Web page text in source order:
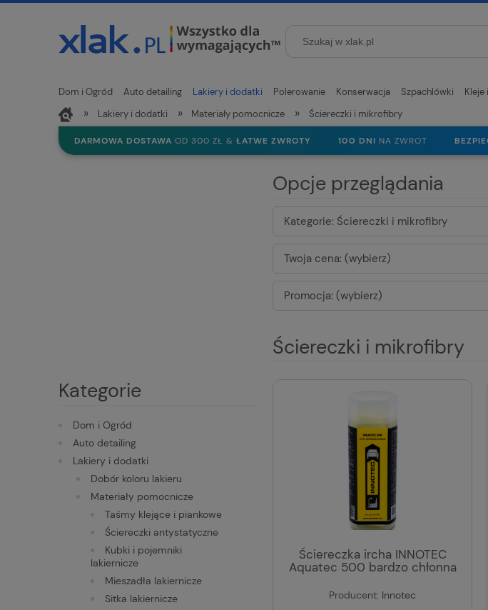
Dom i Ogród Auto detailing Lakiery i dodatki Polerowanie Konserwacja Szpachlówki Kleje
Nowości
» Lakiery i dodatki » Materiały pomocnicze » Ściereczki i mikrofibry
DARMOWA DOSTAWA OD 300 ZŁ & ŁATWE ZWROTY 100 DNI NA ZWROT
Kategorie
Dom i Ogród
Auto detailing
Lakiery i dodatki
Dobór koloru lakieru
Materiały pomocnicze
Taśmy klejące i piankowe
Ściereczki antystatyczne
Kubki i pojemniki
lakiernicze
Mieszadła lakiernicze
Sitka lakiernicze
Opcje przeglądania
Kategorie: Ściereczki i mikrofibry
Twoja cena: (wybierz)
Promocja: (wybierz)
Ściereczki i mikrofibry
Ściereczka ircha INNOTEC
Aquatec 500 bardzo chłonna
Producent: Innotec